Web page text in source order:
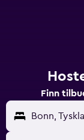
Finn
Bonn,